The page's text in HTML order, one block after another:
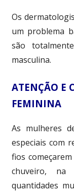
Os
um problema
são
masculina.
ATENÇÃO E
FEMININA
As mulheres
especiais com
fios
chuveiro,
quantidades